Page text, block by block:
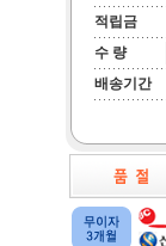
적립금
수 량
배송기간